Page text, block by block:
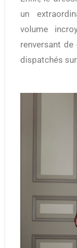
un
volume
renversant
dispatchés